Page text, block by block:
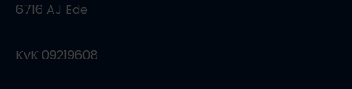
6716 AJ Ede
KvK 09219608